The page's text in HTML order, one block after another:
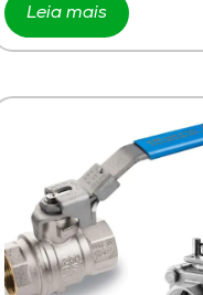
Leia mais